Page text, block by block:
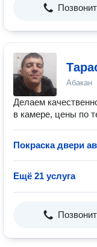
Абакан
Делаем
в камере, цены по
Покраска двери
Ещё 21 услуга